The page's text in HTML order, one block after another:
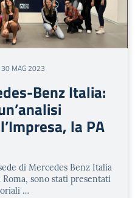
30 MAG 2023
Benz Italia:
la PA
di Mercedes Benz Italia
sono stati presentati
…